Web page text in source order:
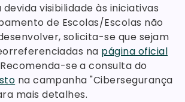
visibilidade às iniciativas
de Escolas/Escolas não
solicita-se que sejam
na página oficial
se a consulta do
na campanha "Cibersegurança
mais detalhes.